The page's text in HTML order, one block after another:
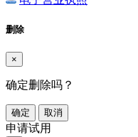
删除
×
确定删除吗？
确定 取消
申请试用